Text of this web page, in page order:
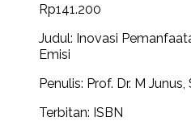
Rp141.200
Judul: Inovasi
Emisi
Penulis: Prof. Dr. M
Terbitan: ISBN